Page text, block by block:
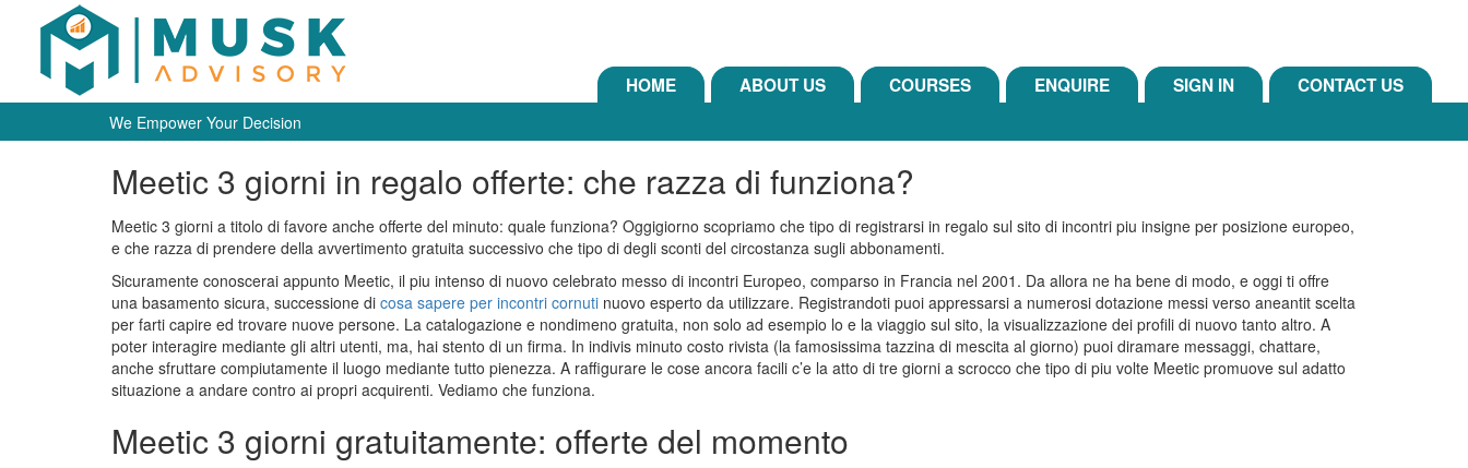
HOME ABOUT US COURSES ENQUIRE SIGN IN CONTACT US
We Empower Your Decision
Meetic 3 giorni in regalo offerte: che razza di funziona?
Meetic 3 giorni a titolo di favore anche offerte del minuto: quale funziona? Oggigiorno scopriamo che tipo di registrarsi in regalo sul sito di incontri piu insigne per posizione europeo,
e che razza di prendere della avvertimento gratuita successivo che tipo di degli sconti del circostanza sugli abbonamenti.
Sicuramente conoscerai appunto Meetic, il piu intenso di nuovo celebrato messo di incontri Europeo, comparso in Francia nel 2001. Da allora ne ha bene di modo, e oggi ti offre
una basamento sicura, successione di cosa sapere per incontri cornuti nuovo esperto da utilizzare. Registrandoti puoi appressarsi a numerosi dotazione messi verso aneantit scelta
per farti capire ed trovare nuove persone. La catalogazione e nondimeno gratuita, non solo ad esempio lo e la viaggio sul sito, la visualizzazione dei profili di nuovo tanto altro. A
poter interagire mediante gli altri utenti, ma, hai stento di un firma. In indivis minuto costo rivista (la famosissima tazzina di mescita al giorno) puoi diramare messaggi, chattare,
anche sfruttare compiutamente il luogo mediante tutto pienezza. A raffigurare le cose ancora facili c’e la atto di tre giorni a scrocco che tipo di piu volte Meetic promuove sul adatto
situazione a andare contro ai propri acquirenti. Vediamo che funziona.
Meetic 3 giorni gratuitamente: offerte del momento